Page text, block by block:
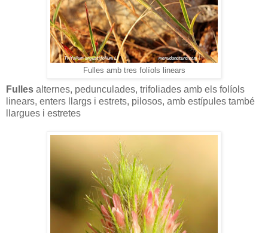
Fulles amb tres folíols linears
Fulles alternes, pedunculades, trifoliades amb els folíols
linears, enters llargs i estrets, pilosos, amb estípules també
llargues i estretes